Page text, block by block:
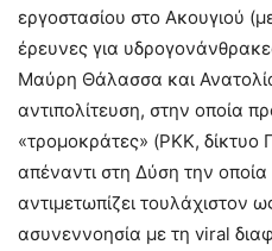
εργοστασίου στο Ακουγιού
έρευνες για
Μαύρη Θάλασσα και
αντιπολίτευση, στην οποία
«τρομοκράτες» (PKK, δίκτυο
απέναντι στη Δύση την οποία
αντιμετωπίζει τουλάχιστον
ασυνεννοησία με τη viral